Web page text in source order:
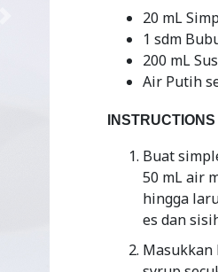
20 mL
1 sdm
200 mL
Air Putih
INSTRUCTIONS
Buat
50 mL air
hingga
es dan
Masukkan